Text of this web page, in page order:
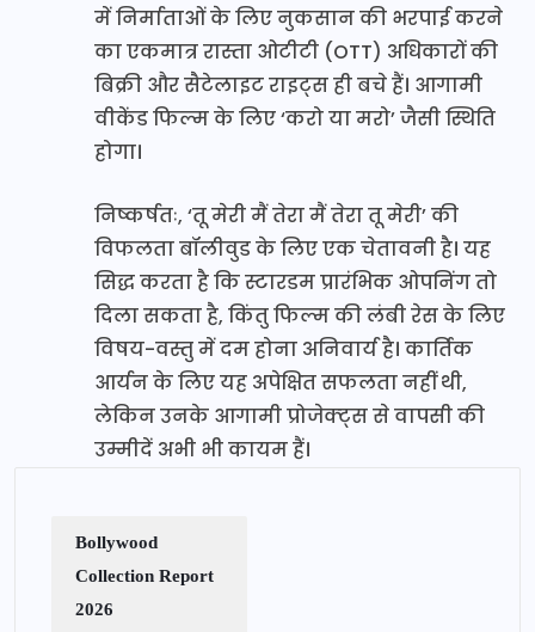
में निर्माताओं के लिए नुकसान की भरपाई करने
का एकमात्र रास्ता ओटीटी (OTT) अधिकारों की
बिक्री और सैटेलाइट राइट्स ही बचे हैं। आगामी
वीकेंड फिल्म के लिए ‘करो या मरो’ जैसी स्थिति
होगा।
निष्कर्षतः, ‘तू मेरी मैं तेरा मैं तेरा तू मेरी’ की
विफलता बॉलीवुड के लिए एक चेतावनी है। यह
सिद्ध करता है कि स्टारडम प्रारंभिक ओपनिंग तो
दिला सकता है, किंतु फिल्म की लंबी रेस के लिए
विषय-वस्तु में दम होना अनिवार्य है। कार्तिक
आर्यन के लिए यह अपेक्षित सफलता नहीं थी,
लेकिन उनके आगामी प्रोजेक्ट्स से वापसी की
उम्मीदें अभी भी कायम हैं।
Bollywood
Collection Report
2026